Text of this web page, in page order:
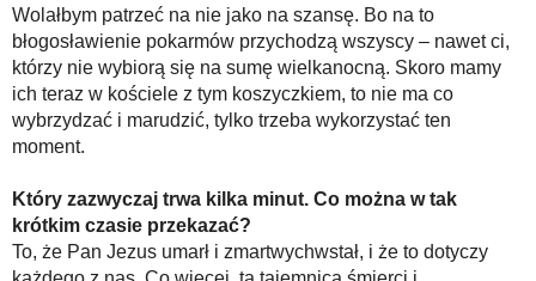
Wolałbym patrzeć na nie jako na szansę. Bo na to
błogosławienie pokarmów przychodzą wszyscy – nawet ci,
którzy nie wybiorą się na sumę wielkanocną. Skoro mamy
ich teraz w kościele z tym koszyczkiem, to nie ma co
wybrzydzać i marudzić, tylko trzeba wykorzystać ten
moment.
Który zazwyczaj trwa kilka minut. Co można w tak
krótkim czasie przekazać?
To, że Pan Jezus umarł i zmartwychwstał, i że to dotyczy